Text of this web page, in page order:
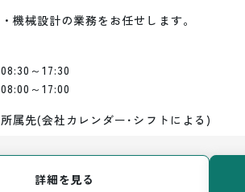
・機械設計の業務をお任せします。
08:30～17:30
08:00～17:00
所属先(会社カレンダー･シフトによる)
詳細を見る